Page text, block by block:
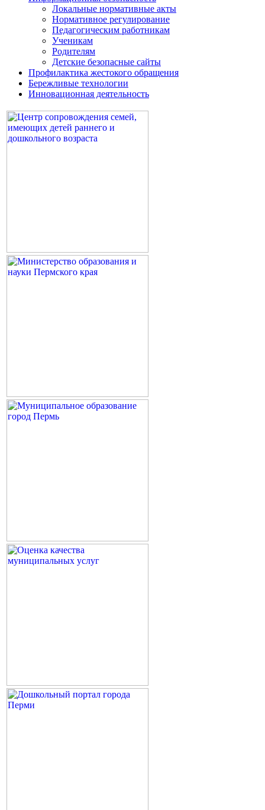
Локальные нормативные акты
Нормативное регулирование
Педагогическим работникам
Ученикам
Родителям
Детские безопасные сайты
Профилактика жестокого обращения
Бережливые технологии
Инновационная деятельность